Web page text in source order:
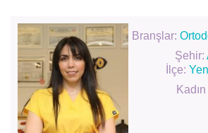
Branşlar:
Şehir:
İlçe: